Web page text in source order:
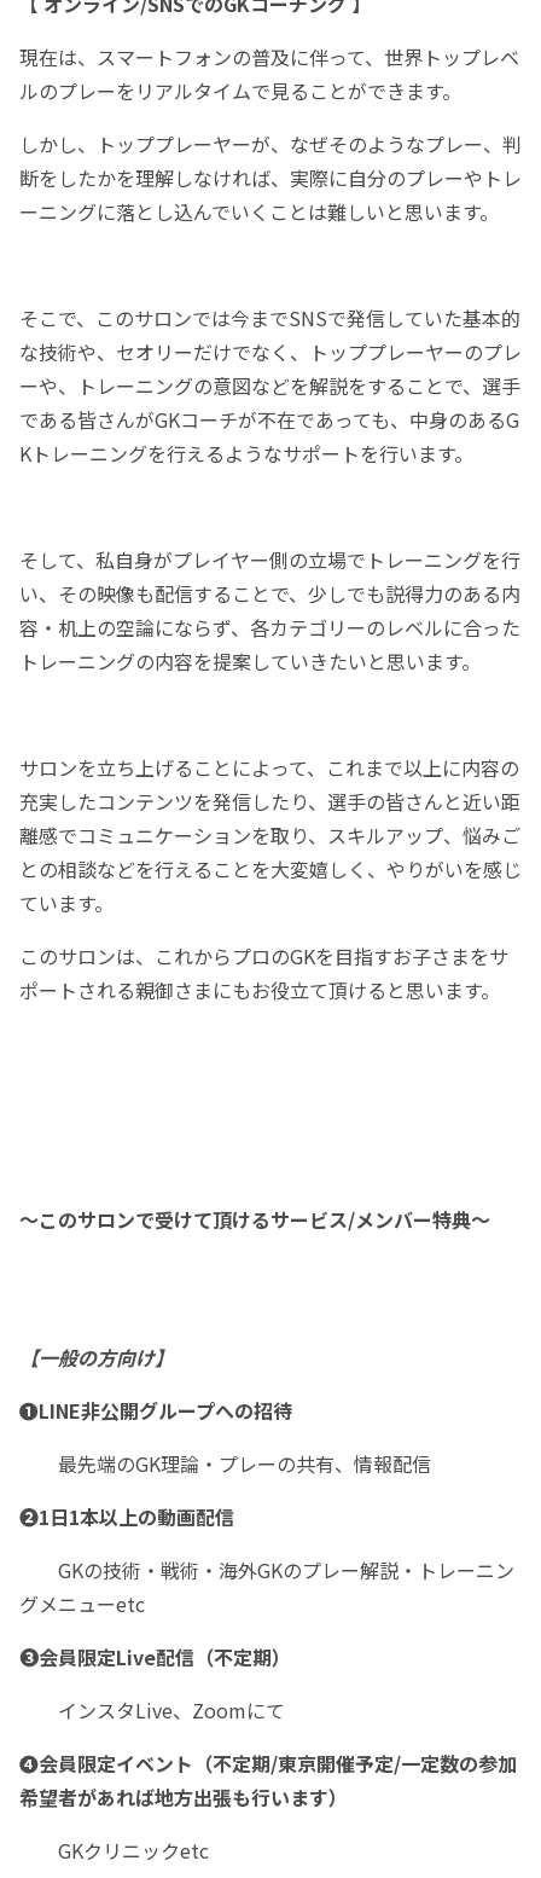
現在は、スマートフォンの普及に伴って、世界トップレベ
ルのプレーをリアルタイムで見ることができます。
しかし、トッププレーヤーが、なぜそのようなプレー、判
断をしたかを理解しなければ、実際に自分のプレーやトレ
ーニングに落とし込んでいくことは難しいと思います。
そこで、このサロンでは今までSNSで発信していた基本的
な技術や、セオリーだけでなく、トッププレーヤーのプレ
ーや、トレーニングの意図などを解説をすることで、選手
である皆さんがGKコーチが不在であっても、中身のあるG
Kトレーニングを行えるようなサポートを行います。
そして、私自身がプレイヤー側の立場でトレーニングを行
い、その映像も配信することで、少しでも説得力のある内
容・机上の空論にならず、各カテゴリーのレベルに合った
トレーニングの内容を提案していきたいと思います。
サロンを立ち上げることによって、これまで以上に内容の
充実したコンテンツを発信したり、選手の皆さんと近い距
離感でコミュニケーションを取り、スキルアップ、悩みご
との相談などを行えることを大変嬉しく、やりがいを感じ
ています。
このサロンは、これからプロのGKを目指すお子さまをサ
ポートされる親御さまにもお役立て頂けると思います。
〜このサロンで受けて頂けるサービス/メンバー特典〜
【一般の方向け】
❶LINE非公開グループへの招待
最先端のGK理論・プレーの共有、情報配信
❷1日1本以上の動画配信
GKの技術・戦術・海外GKのプレー解説・トレーニン
グメニューetc
❸会員限定Live配信（不定期）
インスタLive、Zoomにて
❹会員限定イベント（不定期/東京開催予定/一定数の参加
希望者があれば地方出張も行います）
GKクリニックetc